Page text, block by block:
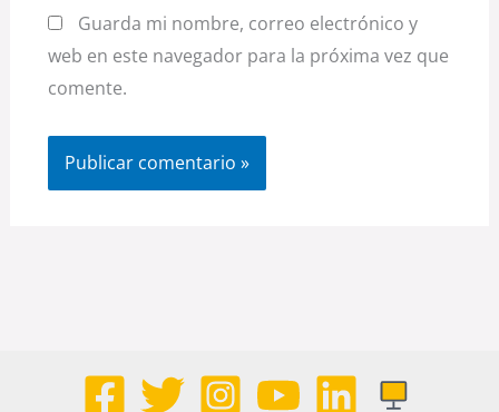
Guarda mi nombre, correo electrónico y
web en este navegador para la próxima vez que
comente.